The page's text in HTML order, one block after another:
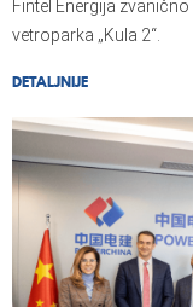
Fintel Energija
vetroparka „Kula 2“.
DETALJNIJE